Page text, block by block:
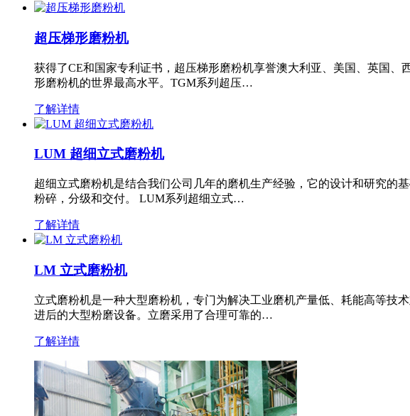
超压梯形磨粉机
获得了CE和国家专利证书，超压梯形磨粉机享誉澳大利亚、美国、英国
形磨粉机的世界最高水平。TGM系列超压…
了解详情
LUM 超细立式磨粉机
超细立式磨粉机是结合我们公司几年的磨机生产经验，它的设计和研究的
粉碎，分级和交付。 LUM系列超细立式…
了解详情
LM 立式磨粉机
立式磨粉机是一种大型磨粉机，专门为解决工业磨机产量低、耗能高等技
进后的大型粉磨设备。立磨采用了合理可靠的…
了解详情